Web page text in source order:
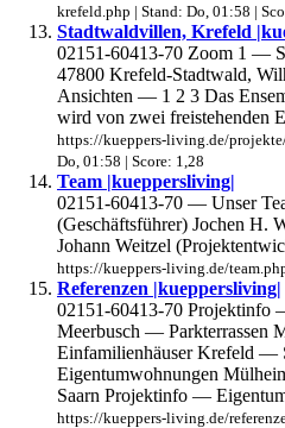
krefeld.php | Stand: Do, 01:58 |
Stadtwaldvillen, Krefeld
02151-60413-70 Zoom 1 —
47800 Krefeld-Stadtwald,
Ansichten — 1 2 3 Das
wird von zwei freistehenden
https://kueppers-living.de/
Do, 01:58 | Score: 1,28
Team |kueppersliving|
02151-60413-70 — Unser
(Geschäftsführer) Jochen H.
Johann Weitzel
https://kueppers-living.de/
Referenzen |kueppersliving|
02151-60413-70 Projektinfo
Meerbusch — Parkterrassen
Einfamilienhäuser Krefeld
Eigentumwohnungen
Saarn Projektinfo —
https://kueppers-living.de/